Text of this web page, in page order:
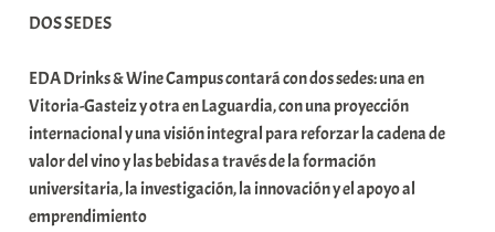
DOS SEDES
EDA Drinks & Wine Campus contará con dos sedes: una en
Vitoria-Gasteiz y otra en Laguardia, con una proyección
internacional y una visión integral para reforzar la cadena de
valor del vino y las bebidas a través de la formación
universitaria, la investigación, la innovación y el apoyo al
emprendimiento